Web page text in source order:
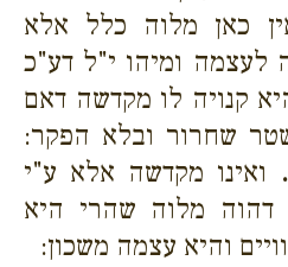
כאן מלוה כלל אלא
לעצמה ומיהו י"ל דע"כ
קנויה לו מקדשה דאם
שחרור ובלא הפקר:
ואינו מקדשה אלא ע"י
דהוה מלוה שהרי היא
והיא עצמה משכון: